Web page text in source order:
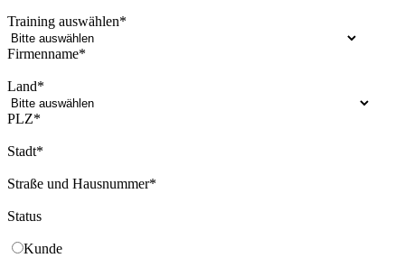
Training auswählen*
Firmenname*
Land*
PLZ*
Stadt*
Straße und Hausnummer*
Status
Kunde